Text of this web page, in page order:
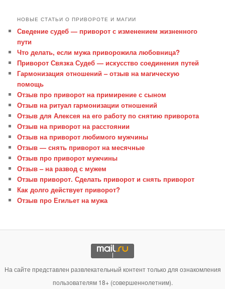
НОВЫЕ СТАТЬИ О ПРИВОРОТЕ И МАГИИ
Сведение судеб — приворот с изменением жизненного
пути
Что делать, если мужа приворожила любовница?
Приворот Связка Судеб — искусство соединения путей
Гармонизация отношений – отзыв на магическую
помощь
Отзыв про приворот на примирение с сыном
Отзыв на ритуал гармонизации отношений
Отзыв для Алексея на его работу по снятию приворота
Отзыв на приворот на расстоянии
Отзыв на приворот любимого мужчины
Отзыв — снять приворот на месячные
Отзыв про приворот мужчины
Отзыв – на развод с мужем
Отзыв приворот. Сделать приворот и снять приворот
Как долго действует приворот?
Отзыв про Егильет на мужа
На сайте представлен развлекательный контент только для ознакомления
пользователям 18+ (совершеннолетним).